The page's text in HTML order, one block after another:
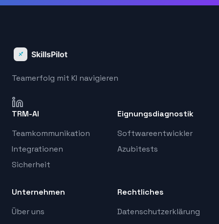
Teamerfolg mit KI navigieren
TRM-AI
Teamkommunikation
Integrationen
Sicherheit
Eignungsdiagnostik
Softwareentwickler
Azubitests
Unternehmen
Über uns
Rechtliches
Datenschutzerklärung